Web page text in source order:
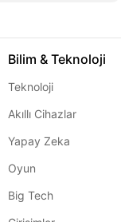
Bilim & Teknoloji
Teknoloji
Akıllı Cihazlar
Yapay Zeka
Oyun
Big Tech